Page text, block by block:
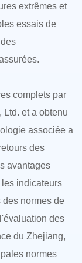
extrêmes et
essais de
complets par
Ltd. et a obtenu
associée a
des
avantages
indicateurs
normes de
des
du Zhejiang,
normes